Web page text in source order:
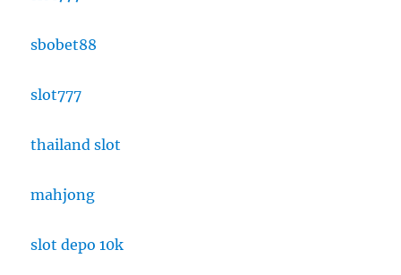
sbobet88
slot777
thailand slot
mahjong
slot depo 10k